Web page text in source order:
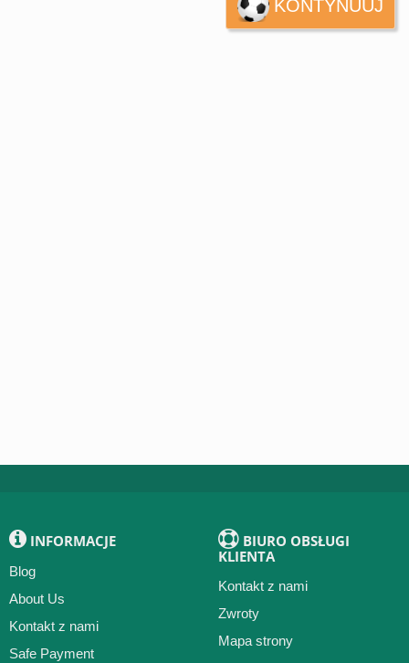
KONTYNUUJ
INFORMACJE
Blog
About Us
Kontakt z nami
Safe Payment
BIURO OBSŁUGI
KLIENTA
Kontakt z nami
Zwroty
Mapa strony